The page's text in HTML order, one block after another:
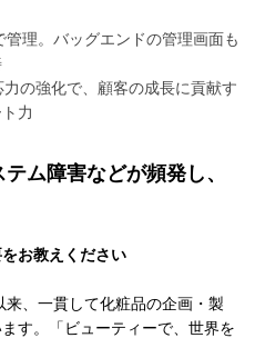
理。バッグエンドの管理画面も
の強化で、顧客の成長に貢献す
力
ム障害などが頻発し、
お教えください
来、一貫して化粧品の企画・製
す。「ビューティーで、世界を